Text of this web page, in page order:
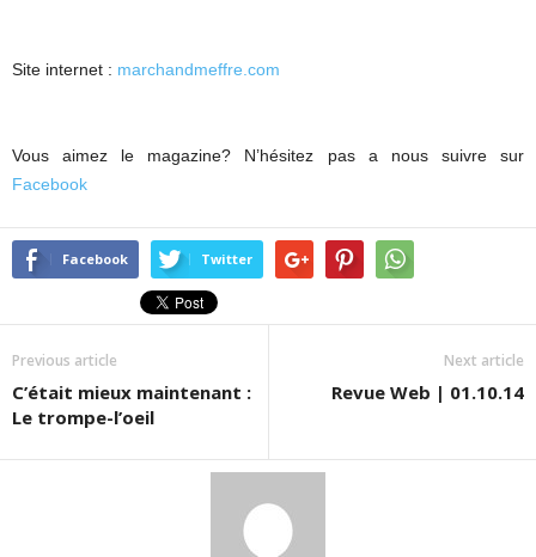
Site internet : marchandmeffre.com
Vous aimez le magazine? N’hésitez pas a nous suivre sur
Facebook
Facebook Twitter
Previous article
C’était mieux maintenant :
Le trompe-l’oeil
Next article
Revue Web | 01.10.14